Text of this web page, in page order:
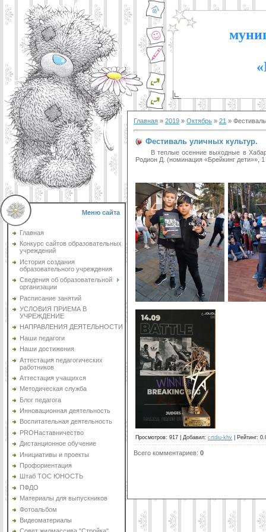
Меню сайта
Главная
Конкурс сайтов образовательных
учреждений
История создания
образовательного учреждения
Сведения об образовательной
организации
Расписание занятий
УСЛОВИЯ ПРИЕМА В
УЧРЕЖДЕНИЕ
НАПРАВЛЕНИЯ ДЕЯТЕЛЬНОСТИ
Наши педагоги
Наши достижения
Аттестация педагогических
работников
Аттестация учащихся
Методическая служба
Блог педагога
Инновационная деятельность
Воспитательная деятельность
PROНаставничество
Дистанционное обучение
Инициативы и проекты
Профориентация
Штаб ТОС ЮНОСТЬ
ПФДО
Материалы для выпускников
Фотоальбом
Видеоматериалы
Главная » 2019 » Октябрь » 21 »
Фестиваль уличных культур.
В теплые осенние выходные в
Родион Д. (номинация «Брейкинг дети»»,
Просмотров: 917 Добавил: crtdiu-khv Рейтинг:
Всего комментариев: 0